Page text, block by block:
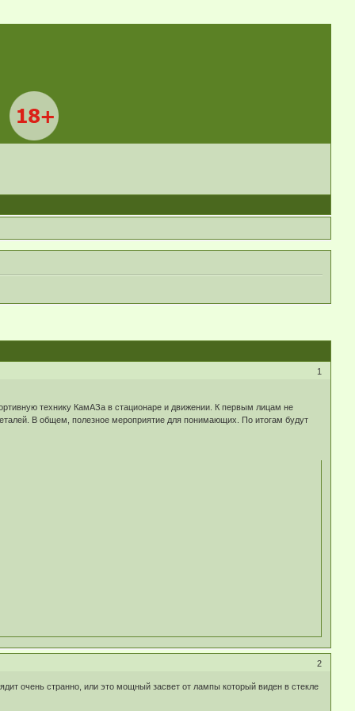
1
технику КамАЗа в стационаре и движении. К первым лицам не
В общем, полезное мероприятие для понимающих. По итогам будут
2
очень странно, или это мощный засвет от лампы который виден в стекле